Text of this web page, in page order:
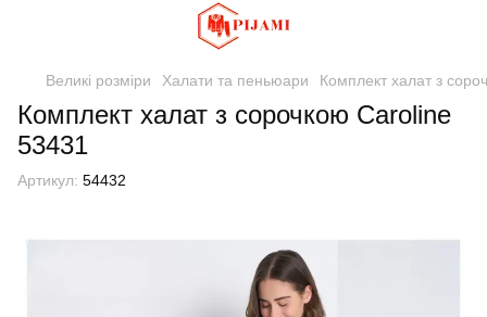
Великі розміри Халати та пеньюари Комплект халат з
Комплект халат з сорочкою Caroline
53431
Артикул: 54432